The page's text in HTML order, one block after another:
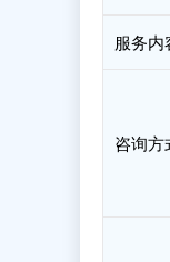
服务内
咨询方